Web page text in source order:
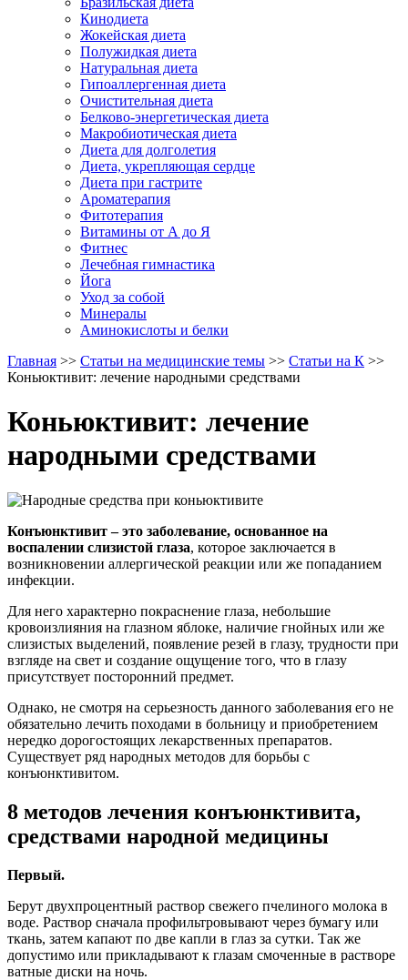
Кинодиета
Жокейская диета
Полужидкая диета
Натуральная диета
Гипоаллергенная диета
Очистительная диета
Белково-энергетическая диета
Макробиотическая диета
Диета для долголетия
Диета, укрепляющая сердце
Диета при гастрите
Ароматерапия
Фитотерапия
Витамины от А до Я
Фитнес
Лечебная гимнастика
Йога
Уход за собой
Минералы
Аминокислоты и белки
Главная >> Статьи на медицинские темы >> Статьи на К >>
Коньюктивит: лечение народными средствами
Коньюктивит: лечение
народными средствами
Конъюнктивит – это заболевание, основанное на
воспалении слизистой глаза, которое заключается в
возникновении аллергической реакции или же попаданием
инфекции.
Для него характерно покраснение глаза, небольшие
кровоизлияния на глазном яблоке, наличие гнойных или же
слизистых выделений, появление резей в глазу, трудности при
взгляде на свет и создание ощущение того, что в глазу
присутствует посторонний предмет.
Однако, не смотря на серьезность данного заболевания его не
обязательно лечить походами в больницу и приобретением
нередко дорогостоящих лекарственных препаратов.
Существует ряд народных методов для борьбы с
конъюнктивитом.
8 методов лечения конъюнктивита,
средствами народной медицины
Первый.
Берут двухпроцентный раствор свежего пчелиного молока в
воде. Раствор сначала профильтровывают через бумагу или
ткань, затем капают по две капли в глаз за сутки. Так же
допустимо или прикладывают к глазам смоченные в растворе
ватные диски на ночь.